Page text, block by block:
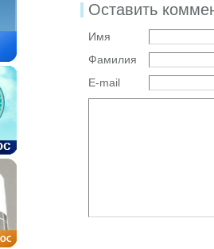
Оставить
Имя
Фамилия
E-mail